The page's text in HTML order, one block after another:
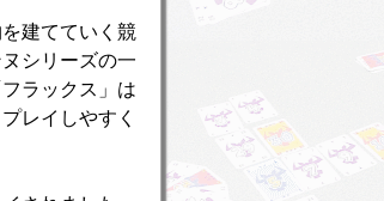
建てていく競
シリーズの一
ラックス」は
レイしやすく